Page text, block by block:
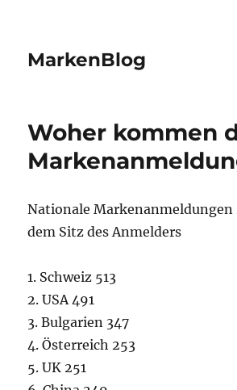
MarkenBlog
Woher kommen
Nationale Markenanmeldungen
dem Sitz des Anmelders
1. Schweiz 513
2. USA 491
3. Bulgarien 347
4. Österreich 253
5. UK 251